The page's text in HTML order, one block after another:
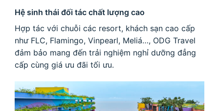
Hệ sinh thái đối tác chất lượng cao
Hợp tác với chuỗi các resort, khách sạn cao cấp
như FLC, Flamingo, Vinpearl, Meliá…, ODG Travel
đảm bảo mang đến trải nghiệm nghỉ dưỡng đẳng
cấp cùng giá ưu đãi tối ưu.